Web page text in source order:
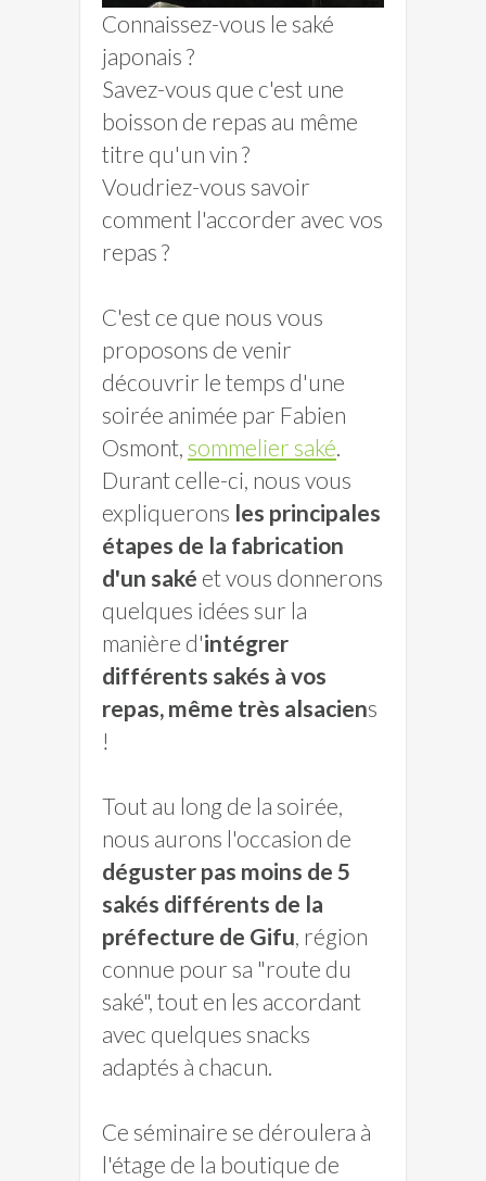
Connaissez-vous le saké
japonais ?
Savez-vous que c'est une
boisson de repas au même
titre qu'un vin ?
Voudriez-vous savoir
comment l'accorder avec vos
repas ?
C'est ce que nous vous
proposons de venir
découvrir le temps d'une
soirée animée par Fabien
Osmont, sommelier saké.
Durant celle-ci, nous vous
expliquerons les principales
étapes de la fabrication
d'un saké et vous donnerons
quelques idées sur la
manière d'intégrer
différents sakés à vos
repas, même très alsaciens
!
Tout au long de la soirée,
nous aurons l'occasion de
déguster pas moins de 5
sakés différents de la
préfecture de Gifu, région
connue pour sa "route du
saké", tout en les accordant
avec quelques snacks
adaptés à chacun.
Ce séminaire se déroulera à
l'étage de la boutique de